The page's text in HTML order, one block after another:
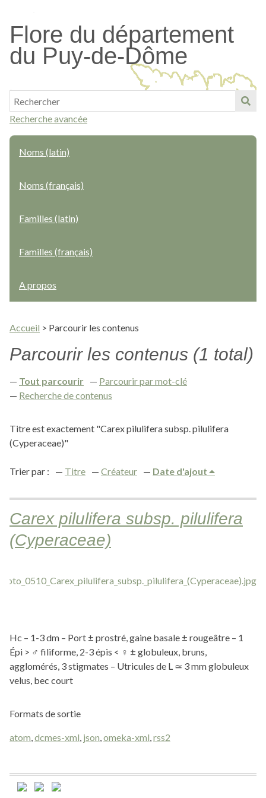
contenu
principal
Flore du département
du Puy-de-Dôme
Recherche avancée
Noms (latin)
Noms (français)
Familles (latin)
Familles (français)
A propos
Accueil > Parcourir les contenus
Parcourir les contenus (1 total)
Tout parcourir
Parcourir par mot-clé
Recherche de contenus
Titre est exactement "Carex pilulifera subsp. pilulifera
(Cyperaceae)"
Trier par : Titre Créateur Date d'ajout
Carex pilulifera subsp. pilulifera
(Cyperaceae)
Hc – 1-3 dm – Port ± prostré, gaine basale ± rougeâtre – 1
Épi > ♂ filiforme, 2-3 épis < ♀ ± globuleux, bruns,
agglomérés, 3 stigmates – Utricules de L ≃ 3 mm globuleux
velus, bec court
Formats de sortie
atom,dcmes-xml, json,omeka-xml,rss2